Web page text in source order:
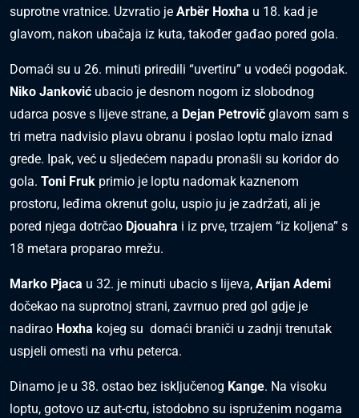
suprotne vratnice. Uzvratio je Arbër Hoxha u 18. kad je
glavom, nakon ubačaja iz kuta, također gađao pored gola.
Domaći su u 26. minuti priredili “uvertiru” u vodeći pogodak.
Niko Janković ubacio je desnom nogom iz slobodnog
udarca posve s lijeve strane, a Dejan Petrovič glavom sam s
tri metra nadvisio plavu obranu i poslao loptu malo iznad
grede. Ipak, već u sljedećem napadu pronašli su koridor do
gola. Toni Fruk primio je loptu nadomak kaznenom
prostoru, leđima okrenut golu, uspio ju je zadržati, ali je
pored njega dotrčao Djouahra i iz prve, trzajem “iz koljena” s
18 metara proparao mrežu.
Marko Pjaca u 32. je minuti ubacio s lijeva, Arijan Ademi
dočekao na suprotnoj strani, zavrnuo pred gol gdje je
nadirao Hoxha kojeg su domaći braniči u zadnji trenutak
uspjeli omesti na vrhu peterca.
Dinamo je u 38. ostao bez isključenog Kange. Na visoku
loptu, gotovo uz aut-crtu, istodobno su ispruženim nogama